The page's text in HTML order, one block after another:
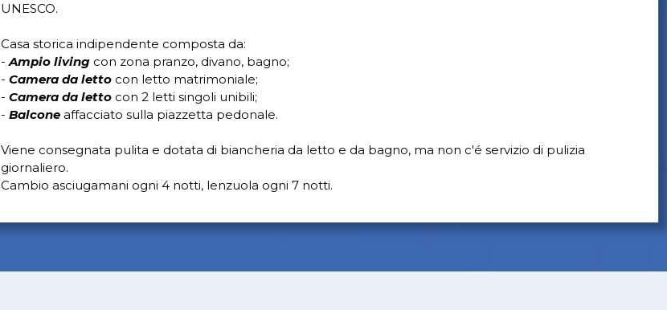
UNESCO.
Casa storica indipendente composta da:
- Ampio livingcon zona pranzo, divano, bagno;
- Camera da letto con letto matrimoniale;
- Camera da letto con 2 letti singoli unibili;
- Balconeaffacciato sulla piazzetta pedonale.
Viene consegnata pulita e dotata di biancheria da letto e da bagno, ma non c'é servizio di pulizia
giornaliero.
Cambio asciugamani ogni 4 notti, lenzuola ogni 7 notti.